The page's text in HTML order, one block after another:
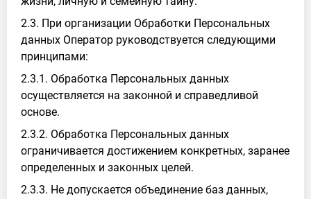
2.3. При организации Обработки Персональных
данных Оператор руководствуется следующими
принципами:
2.3.1. Обработка Персональных данных
осуществляется на законной и справедливой
основе.
2.3.2. Обработка Персональных данных
ограничивается достижением конкретных, заранее
определенных и законных целей.
2.3.3. Не допускается объединение баз данных,